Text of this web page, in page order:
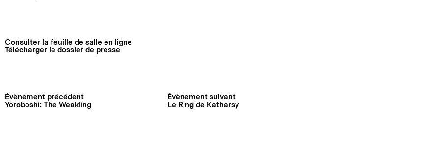
Consulter la feuille de salle en ligne
Télécharger le dossier de presse
Évènement précédent
Yoroboshi: The Weakling
Évènement suivant
Le Ring de Katharsy